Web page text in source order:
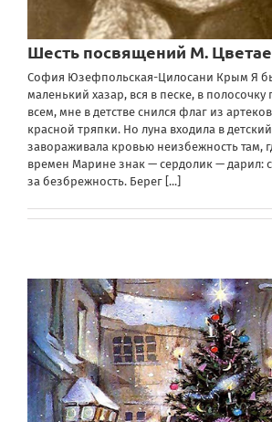
Шесть посвящений М.
София Юзефпольская-Цилосани Крым Я
маленький хазар, вся в песке, в полосочку
всем, мне в детстве снился флаг из
красной тряпки. Но луна входила в
завораживала кровью неизбежность там,
времен Марине знак — сердолик — дарил:
за безбрежность. Берег [...]